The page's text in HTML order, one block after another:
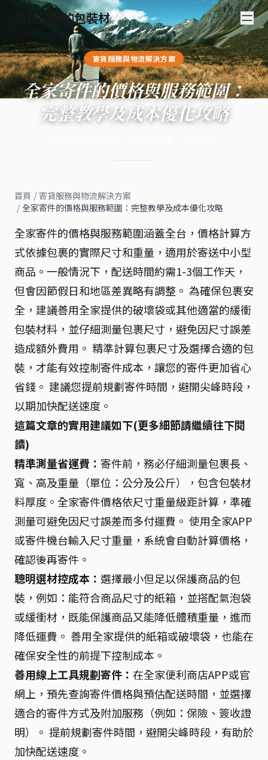
走在尖端的包裝材
寄貨服務與物流解決方案
全家寄件的價格與服務範圍：
完整教學及成本優化攻略
首頁 / 寄貨服務與物流解決方案
/ 全家寄件的價格與服務範圍：完整教學及成本優化攻略
全家寄件的價格與服務範圍涵蓋全台，價格計算方
式依據包裹的實際尺寸和重量，適用於寄送中小型
商品。一般情況下，配送時間約需1-3個工作天，
但會因節假日和地區差異略有調整。 為確保包裹安
全，建議善用全家提供的破壞袋或其他適當的緩衝
包裝材料，並仔細測量包裹尺寸，避免因尺寸誤差
造成額外費用。 精準計算包裹尺寸及選擇合適的包
裝，才能有效控制寄件成本，讓您的寄件更加省心
省錢。 建議您提前規劃寄件時間，避開尖峰時段，
以期加快配送速度。
這篇文章的實用建議如下(更多細節請繼續往下閱
讀)
精準測量省運費： 寄件前，務必仔細測量包裹長、
寬、高及重量（單位：公分及公斤），包含包裝材
料厚度。全家寄件價格依尺寸重量級距計算，準確
測量可避免因尺寸誤差而多付運費。 使用全家APP
或寄件機台輸入尺寸重量，系統會自動計算價格，
確認後再寄件。
聰明選材控成本： 選擇最小但足以保護商品的包
裝，例如：能符合商品尺寸的紙箱，並搭配氣泡袋
或緩衝材，既能保護商品又能降低體積重量，進而
降低運費。 善用全家提供的紙箱或破壞袋，也能在
確保安全性的前提下控制成本。
善用線上工具規劃寄件： 在全家便利商店APP或官
網上，預先查詢寄件價格與預估配送時間，並選擇
適合的寄件方式及附加服務（例如：保險、簽收證
明）。 提前規劃寄件時間，避開尖峰時段，有助於
加快配送速度。